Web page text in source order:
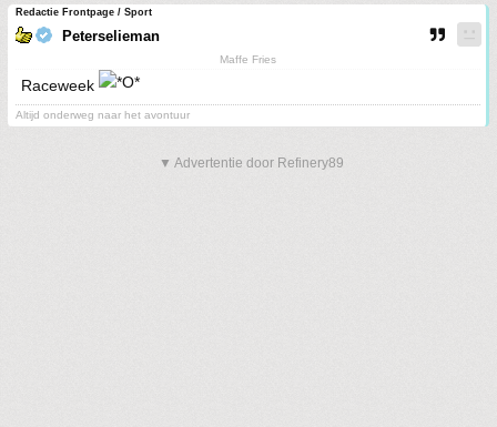
Redactie Frontpage / Sport
Peterselieman
Maffe Fries
Raceweek
Altijd onderweg naar het avontuur
▼ Advertentie door Refinery89